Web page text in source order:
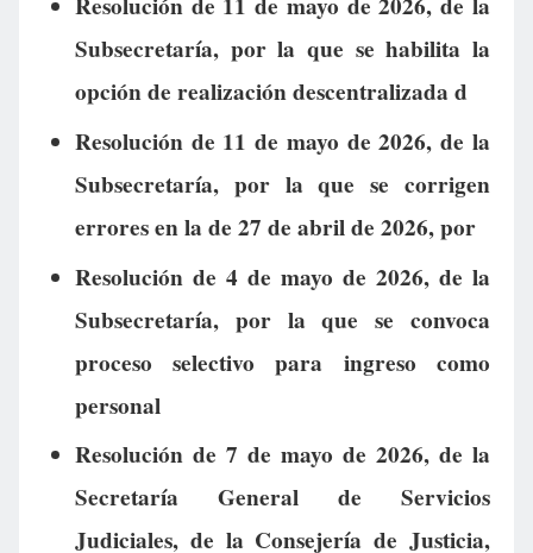
Subsecretaría, por la que se habilita la
opción de realización descentralizada d
Resolución de 11 de mayo de 2026, de la
Subsecretaría, por la que se corrigen
errores en la de 27 de abril de 2026, por
Resolución de 4 de mayo de 2026, de la
Subsecretaría, por la que se convoca
proceso selectivo para ingreso como
personal
Resolución de 7 de mayo de 2026, de la
Secretaría General de Servicios
Judiciales, de la Consejería de Justicia,